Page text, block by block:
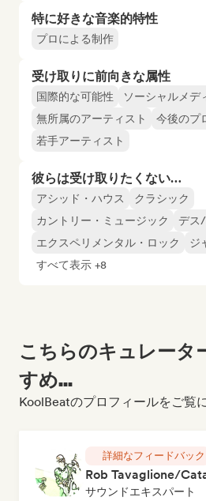
特に好きな音楽的特性
プロによる制作
受け取りに前向きな属性
国際的な可能性
ソーシャルメデ
無所属のアーティスト
今後のプ
若手アーティスト
彼らは受け取りたくない…
アシッド・ハウス
クラシック
カントリー・ミュージック
デス/
エクスペリメンタル・ロック
ジ
すべて表示 +8
こちらのキュレータ
すめ...
KoolBeatのプロフィールをご覧
詳細なフィードバック
Rob Tavaglione/
サウンドエキスパート